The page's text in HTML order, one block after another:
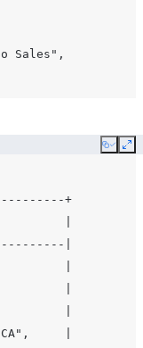
Sales",
Copy
+
|
|
|
|
|
|